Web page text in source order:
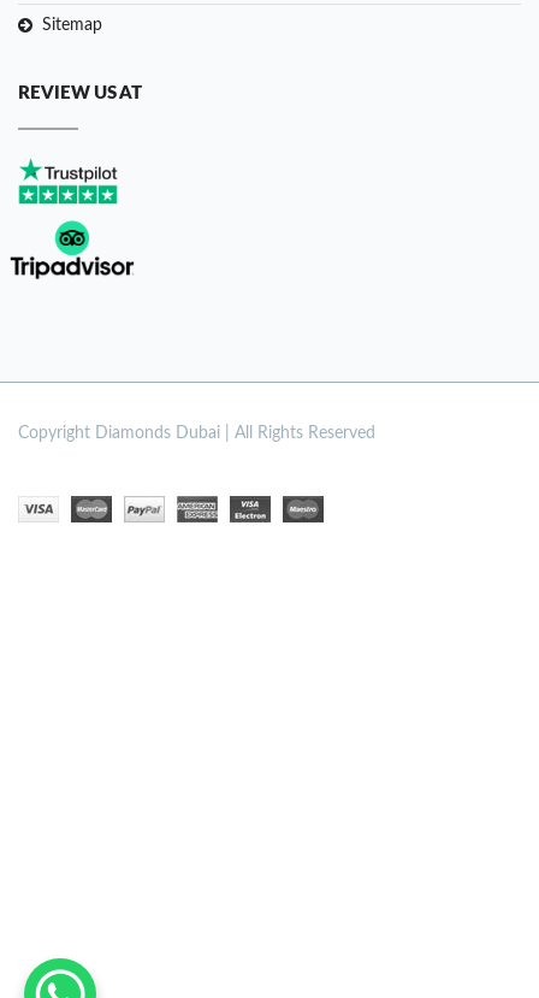
Sitemap
REVIEW US AT
Copyright Diamonds Dubai | All Rights Reserved